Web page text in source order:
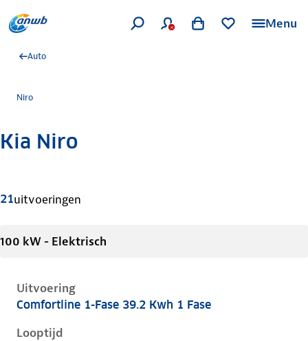
Menu
Auto
Niro
Kia Niro
21uitvoeringen
100 kW - Elektrisch
Uitvoering
Kia Niro i-de-1e-facelift, 39.2 kwh 1 fase, 100 kW,
Comfortline 1-Fase 39.2 Kwh 1 Fase
Looptijd